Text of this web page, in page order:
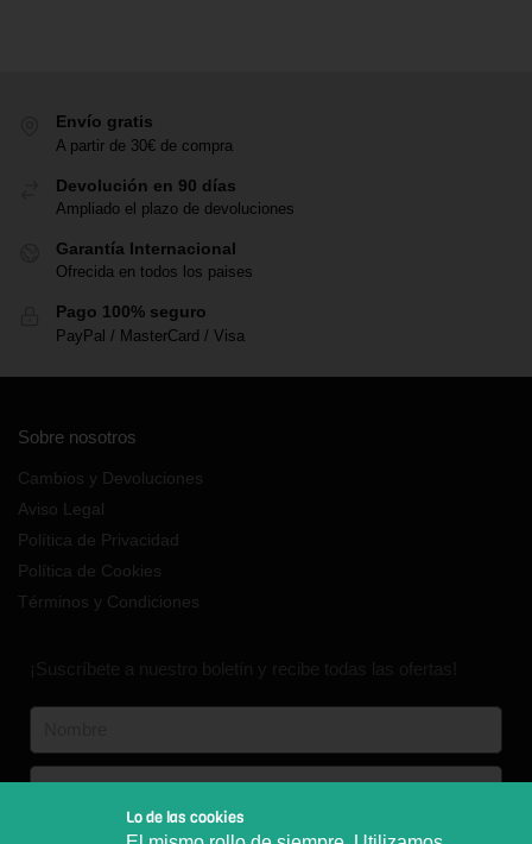
Envío gratis
A partir de 30€ de compra
Devolución en 90 días
Ampliado el plazo de devoluciones
Garantía Internacional
Ofrecida en todos los paises
Pago 100% seguro
PayPal / MasterCard / Visa
Sobre nosotros
Cambios y Devoluciones
Aviso Legal
Política de Privacidad
Política de Cookies
Términos y Condiciones
Español Inglés Aleman
Lo de las cookies